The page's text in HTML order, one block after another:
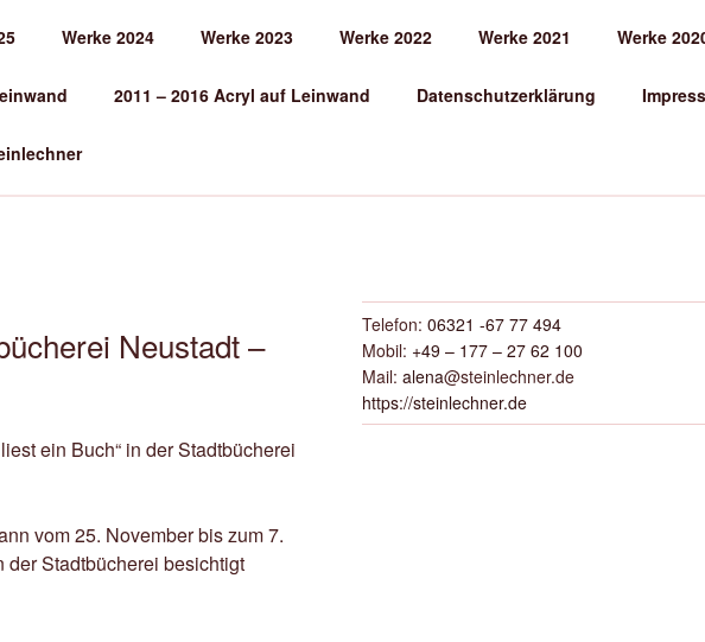
Werke 2024 Werke 2023 Werke 2022 Werke 2021 Werke
2011 – 2016 Acryl auf Leinwand Datenschutzerklärung
Neustadt –
ein Buch“ in der Stadtbücherei
vom 25. November bis zum 7.
der Stadtbücherei besichtigt
Telefon: 06321 -67 77 494
Mobil: +49 – 177 – 27 62 100
Mail: alena@steinlechner.de
https://steinlechner.de